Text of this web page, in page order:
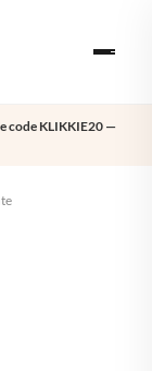
code KLIKKIE20 —